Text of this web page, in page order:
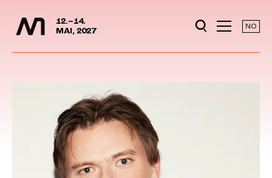
Jump to content
12.–14.
MAI, 2027
NO